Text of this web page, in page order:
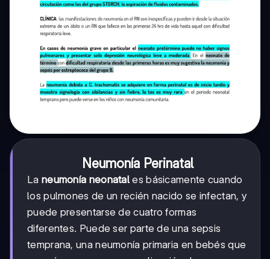
Neumonía Perinatal
La neumonía neonatal es básicamente cuando
los pulmones de un recién nacido se infectan, y
puede presentarse de cuatro formas
diferentes. Puede ser parte de una sepsis
temprana, una neumonía primaria en bebés que